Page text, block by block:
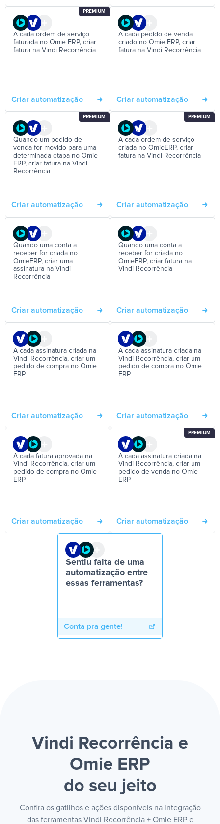
PREMIUM
A cada ordem de serviço
faturada no Omie ERP, criar
fatura na Vindi Recorrência
Criar automatização
A cada pedido de venda
criado no Omie ERP, criar
fatura na Vindi Recorrência
Criar automatização
PREMIUM
Quando um pedido de
venda for movido para uma
determinada etapa no Omie
ERP, criar fatura na Vindi
Recorrência
Criar automatização
PREMIUM
A cada ordem de serviço
criada no OmieERP, criar
fatura na Vindi Recorrência
Criar automatização
Quando uma conta a
receber for criada no
OmieERP, criar uma
assinatura na Vindi
Recorrência
Criar automatização
Quando uma conta a
receber for criada no
OmieERP, criar fatura na
Vindi Recorrência
Criar automatização
A cada assinatura criada na
Vindi Recorrência, criar um
pedido de compra no Omie
ERP
Criar automatização
A cada assinatura criada na
Vindi Recorrência, criar um
pedido de compra no Omie
ERP
Criar automatização
A cada fatura aprovada na
Vindi Recorrência, criar um
pedido de compra no Omie
ERP
Criar automatização
PREMIUM
A cada assinatura criada na
Vindi Recorrência, criar um
pedido de venda no Omie
ERP
Criar automatização
Sentiu falta de uma
automatização entre
essas ferramentas?
Conta pra gente!
Vindi Recorrência e
Omie ERP
do seu jeito
Confira os gatilhos e ações disponíveis na integração
das ferramentas Vindi Recorrência + Omie ERP e